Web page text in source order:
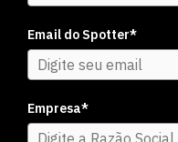
Email do Spotter*
Empresa*